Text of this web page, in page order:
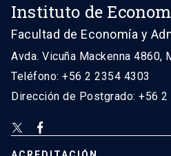
Instituto de
Facultad de Economía y
Avda. Vicuña Mackenna 4860,
Teléfono: +56 2 2354 4303
Dirección de Postgrado: +56 2